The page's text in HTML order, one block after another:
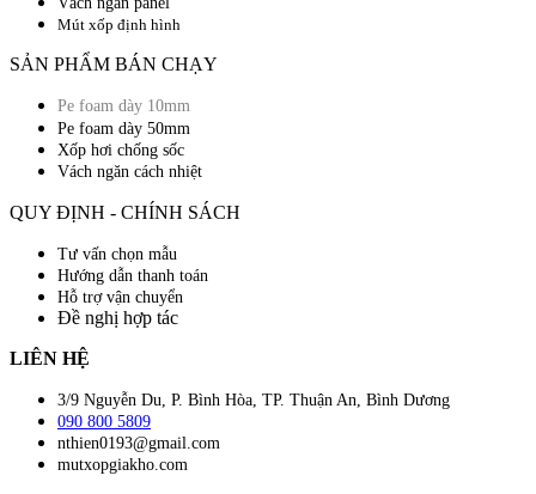
Mút xốp định hình
SẢN PHẨM BÁN CHẠY
Pe foam dày 10mm
Pe foam dày 50mm
Xốp hơi chống sốc
Vách ngăn cách nhiệt
QUY ĐỊNH - CHÍNH SÁCH
Tư vấn chọn mẫu
Hướng dẫn thanh toán
Hỗ trợ vận chuyển
Đề nghị hợp tác
LIÊN HỆ
3/9 Nguyễn Du, P. Bình Hòa, TP. Thuận An, Bình Dương
090 800 5809
nthien0193@gmail.com
mutxopgiakho.com